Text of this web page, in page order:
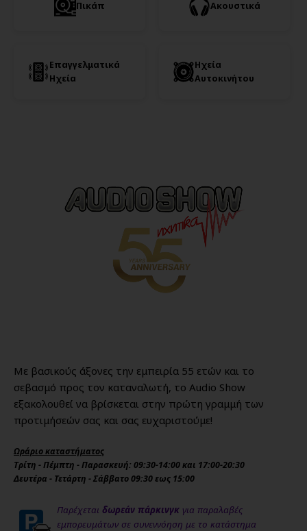
Πικάπ Ακουστικά
Επαγγελματικά
Ηχεία
Ηχεία
Αυτοκινήτου
Με βασικούς άξονες την εμπειρία 55 ετών και το
σεβασμό προς τον καταναλωτή, το Audio Show
εξακολουθεί να βρίσκεται στην πρώτη γραμμή των
προτιμήσεών σας και σας ευχαριστούμε!
Ωράριο καταστήματος
Τρίτη - Πέμπτη - Παρασκευή: 09:30-14:00 και 17:00-20:30
Δευτέρα - Τετάρτη - Σάββατο 09:30 εως 15:00
Παρέχεται δωρεάν πάρκινγκ για παραλαβές
εμπορευμάτων σε συνεννόηση με το κατάστημα